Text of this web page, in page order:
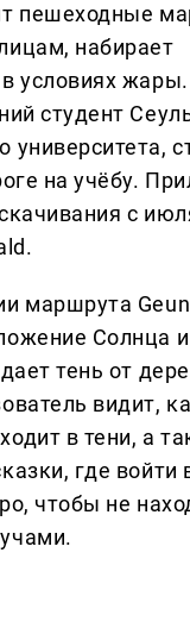
пешеходные
набирает
условиях
студент
университета,
на учёбу.
с
маршрута
Солнца
тень от
видит,
в тени, а
где войти
чтобы не